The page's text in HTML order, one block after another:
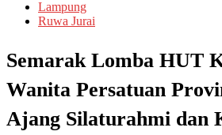
Lampung
Ruwa Jurai
Semarak Lomba HUT
Wanita Persatuan
Ajang Silaturahmi dan